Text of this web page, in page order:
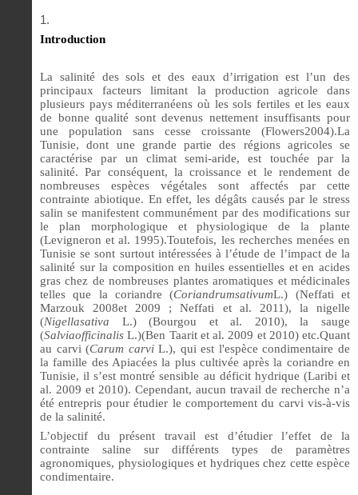
Introduction
La salinité des sols et des eaux d’irrigation est l’un des
principaux facteurs limitant la production agricole dans
plusieurs pays méditerranéens où les sols fertiles et les eaux
de bonne qualité sont devenus nettement insuffisants pour
une population sans cesse croissante (Flowers2004).La
Tunisie, dont une grande partie des régions agricoles se
caractérise par un climat semi-aride, est touchée par la
salinité. Par conséquent, la croissance et le rendement de
nombreuses espèces végétales sont affectés par cette
contrainte abiotique. En effet, les dégâts causés par le stress
salin se manifestent communément par des modifications sur
le plan morphologique et physiologique de la plante
(Levigneron et al. 1995).Toutefois, les recherches menées en
Tunisie se sont surtout intéressées à l’étude de l’impact de la
salinité sur la composition en huiles essentielles et en acides
graschez de nombreuses plantes aromatiques et médicinales
telles que la coriandre(CoriandrumsativumL.) (Neffati et
Marzouk 2008et 2009 ; Neffati et al. 2011), la nigelle
(Nigellasativa L.) (Bourgou et al. 2010), la sauge
(Salviaofficinalis L.)(Ben Taarit et al. 2009 et 2010) etc.Quant
au carvi (Carum carviL.), qui est l'espèce condimentaire de
la famille des Apiacées la plus cultivée après la coriandre en
Tunisie, il s’est montré sensible au déficit hydrique (Laribi et
al. 2009 et 2010). Cependant, aucun travail de recherche n’a
été entrepris pour étudier le comportement du carvi vis-à-vis
de la salinité.
L’objectif du présent travail est d’étudier l’effet de la
contrainte saline sur différents types de paramètres
agronomiques, physiologiques et hydriques chez cette espèce
condimentaire.